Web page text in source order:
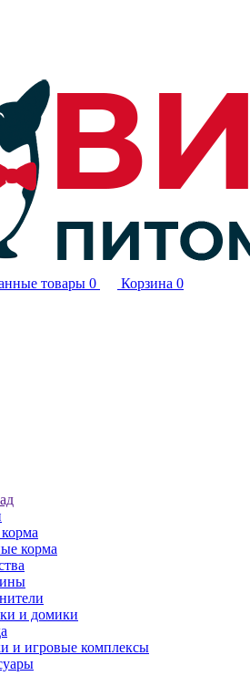
товары 0 Корзина 0
корма
и домики
и игровые комплексы